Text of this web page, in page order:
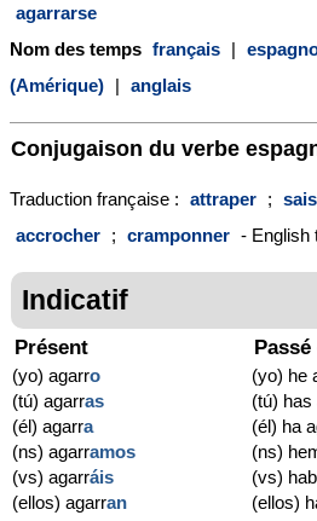
agarrarse
Nom des temps français |
(Amérique) | anglais
Conjugaison du verbe
Traduction française : attraper ;
accrocher ; cramponner - English
Indicatif
Présent
(yo) agarro
(tú) agarras
(él) agarra
(ns) agarramos
(vs) agarráis
(ellos) agarran
(yo) he
(tú) has
(él) ha
(ns)
(vs)
(ellos)